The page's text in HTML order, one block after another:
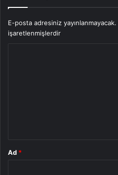
E-posta adresiniz yayınlanmayacak.
işaretlenmişlerdir
Ad *